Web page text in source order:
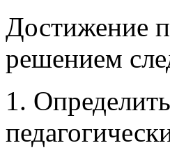
Достижение
решением
1.